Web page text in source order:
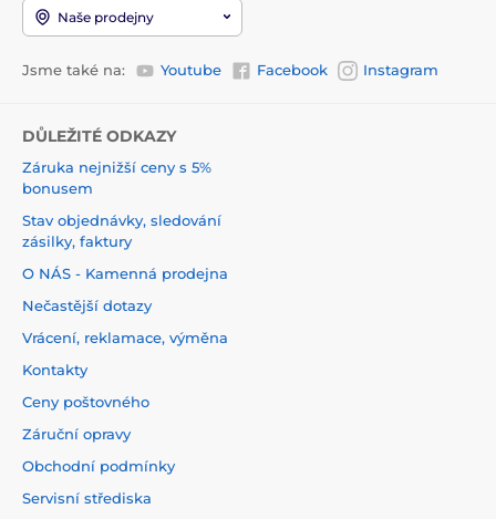
Naše prodejny
Jsme také na: Youtube Facebook Instagram
DŮLEŽITÉ ODKAZY
Záruka nejnižší ceny s 5%
bonusem
Stav objednávky, sledování
zásilky, faktury
O NÁS - Kamenná prodejna
Nečastější dotazy
Vrácení, reklamace, výměna
Kontakty
Ceny poštovného
Záruční opravy
Obchodní podmínky
Servisní střediska